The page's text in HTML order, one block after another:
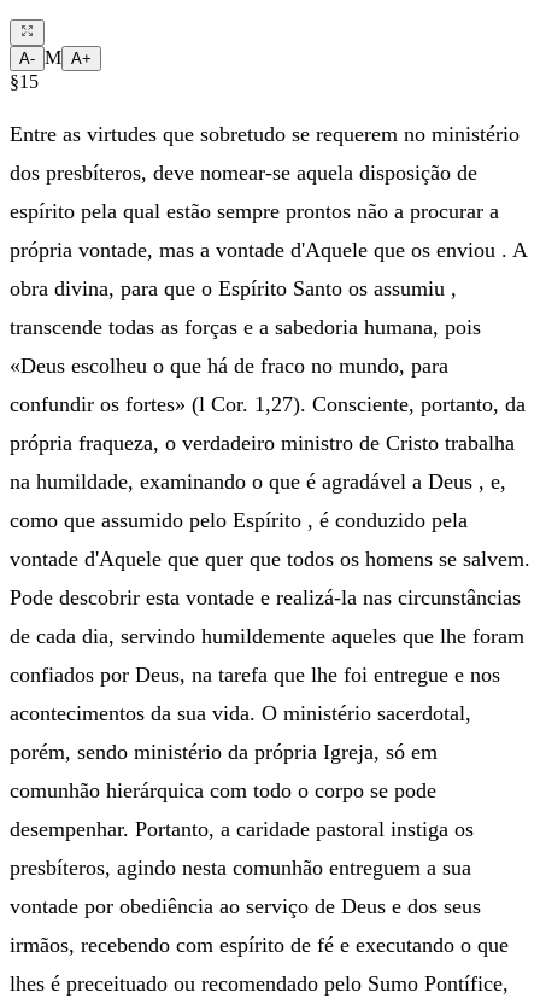
A- M A+
§15
Entre as virtudes que sobretudo se requerem no ministério
dos presbíteros, deve nomear-se aquela disposição de
espírito pela qual estão sempre prontos não a procurar a
própria vontade, mas a vontade d'Aquele que os enviou . A
obra divina, para que o Espírito Santo os assumiu ,
transcende todas as forças e a sabedoria humana, pois
«Deus escolheu o que há de fraco no mundo, para
confundir os fortes» (l Cor. 1,27). Consciente, portanto, da
própria fraqueza, o verdadeiro ministro de Cristo trabalha
na humildade, examinando o que é agradável a Deus , e,
como que assumido pelo Espírito , é conduzido pela
vontade d'Aquele que quer que todos os homens se salvem.
Pode descobrir esta vontade e realizá-la nas circunstâncias
de cada dia, servindo humildemente aqueles que lhe foram
confiados por Deus, na tarefa que lhe foi entregue e nos
acontecimentos da sua vida. O ministério sacerdotal,
porém, sendo ministério da própria Igreja, só em
comunhão hierárquica com todo o corpo se pode
desempenhar. Portanto, a caridade pastoral instiga os
presbíteros, agindo nesta comunhão entreguem a sua
vontade por obediência ao serviço de Deus e dos seus
irmãos, recebendo com espírito de fé e executando o que
lhes é preceituado ou recomendado pelo Sumo Pontífice,